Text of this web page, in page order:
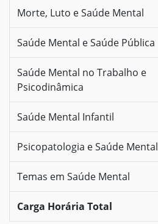
Morte, Luto e Saúde Mental
Saúde Mental e Saúde Pública
Saúde Mental no Trabalho e
Psicodinâmica
Saúde Mental Infantil
Psicopatologia e Saúde Mental
Temas em Saúde Mental
Carga Horária Total